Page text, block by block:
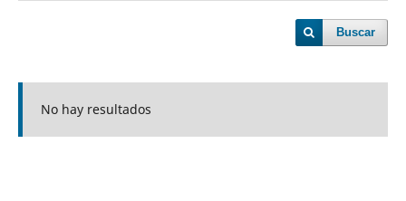
Buscar
No hay resultados